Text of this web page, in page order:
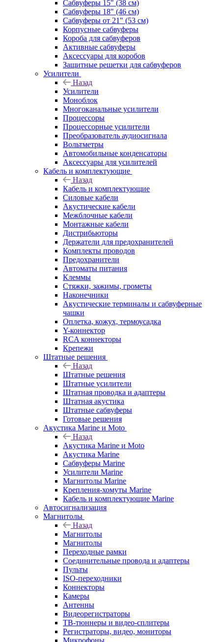
Сабвуферы 15" (38 см)
Сабвуферы 18" (46 см)
Сабвуферы от 21" (53 см)
Корпусные сабвуферы
Короба для сабвуферов
Активные сабвуферы
Аксессуары для коробов
Защитные решетки для сабвуферов
Усилители
Назад
Усилители
Моноблок
Многоканальные усилители
Процессоры
Процессорные усилители
Преобразователь аудиосигнала
Вольтметры
Автомобильные конденсаторы
Аксессуары для усилителей
Кабель и комплектующие
Назад
Кабель и комплектующие
Силовые кабели
Акустические кабели
Межблочные кабели
Монтажные кабели
Дистрибьюторы
Держатели для предохранителей
Комплекты проводов
Предохранители
Автоматы питания
Клеммы
Стяжки, зажимы, грометы
Наконечники
Акустические терминалы и сабвуферные
чашки
Оплетка, кожух, термоусадка
Y-коннектор
RCA коннекторы
Крепежи
Штатные решения
Назад
Штатные решения
Штатные усилители
Штатная проводка и адаптеры
Штатная акустика
Штатные сабвуферы
Готовые решения
Акустика Marine и Moto
Назад
Акустика Marine и Moto
Акустика Marine
Сабвуферы Marine
Усилители Marine
Магнитолы Marine
Крепления-хомуты Marine
Кабель и комплектующие Marine
Автосигнализация
Магнитолы
Назад
Магнитолы
Магнитолы
Переходные рамки
Соединительные провода и адаптеры
Пульты
ISO-переходники
Коннекторы
Камеры
Антенны
Видеорегистраторы
ТВ-тюннеры и видео-сплитеры
Регистраторы, видео, мониторы
Микрофоны